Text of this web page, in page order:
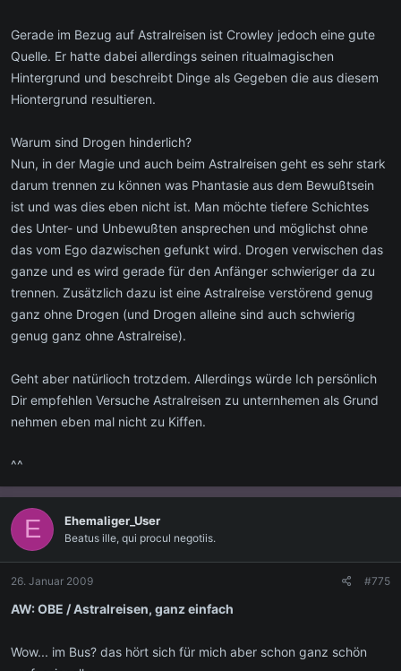
Gerade im Bezug auf Astralreisen ist Crowley jedoch eine gute
Quelle. Er hatte dabei allerdings seinen ritualmagischen
Hintergrund und beschreibt Dinge als Gegeben die aus diesem
Hiontergrund resultieren.
Warum sind Drogen hinderlich?
Nun, in der Magie und auch beim Astralreisen geht es sehr stark
darum trennen zu können was Phantasie aus dem Bewußtsein
ist und was dies eben nicht ist. Man möchte tiefere Schichtes
des Unter- und Unbewußten ansprechen und möglichst ohne
das vom Ego dazwischen gefunkt wird. Drogen verwischen das
ganze und es wird gerade für den Anfänger schwieriger da zu
trennen. Zusätzlich dazu ist eine Astralreise verstörend genug
ganz ohne Drogen (und Drogen alleine sind auch schwierig
genug ganz ohne Astralreise).
Geht aber natürlioch trotzdem. Allerdings würde Ich persönlich
Dir empfehlen Versuche Astralreisen zu unternhemen als Grund
nehmen eben mal nicht zu Kiffen.
^^
E Ehemaliger_User
Beatus ille, qui procul negotiis.
26. Januar 2009 #775
AW: OBE / Astralreisen, ganz einfach
Wow... im Bus? das hört sich für mich aber schon ganz schön